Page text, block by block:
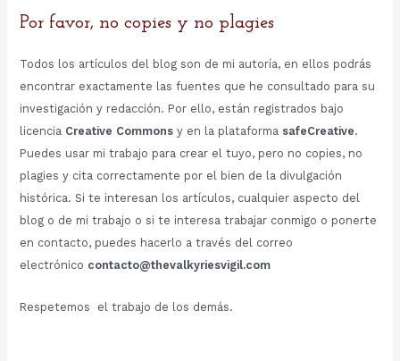
Por favor, no copies y no plagies
Todos los artículos del blog son de mi autoría, en ellos podrás
encontrar exactamente las fuentes que he consultado para su
investigación y redacción. Por ello, están registrados bajo
licencia Creative Commonsy en la plataforma safeCreative.
Puedes usar mi trabajo para crear el tuyo, pero no copies, no
plagies y cita correctamente por el bien de la divulgación
histórica. Si te interesan los artículos, cualquier aspecto del
blog o de mi trabajo o si te interesa trabajar conmigo o ponerte
en contacto, puedes hacerlo a través del correo
electrónico contacto@thevalkyriesvigil.com
Respetemos el trabajo de los demás.